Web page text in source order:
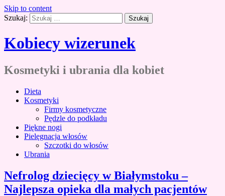
Skip to content
Szukaj:
Kobiecy wizerunek
Kosmetyki i ubrania dla kobiet
Dieta
Kosmetyki
Firmy kosmetyczne
Pędzle do podkładu
Piękne nogi
Pielęgnacja włosów
Szczotki do włosów
Ubrania
Nefrolog dziecięcy w Białymstoku –
Najlepsza opieka dla małych pacjentów